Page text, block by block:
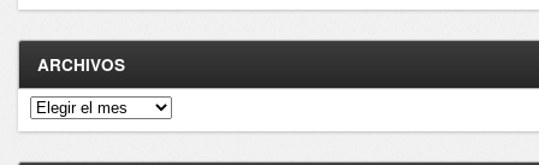
ARCHIVOS
Archivos